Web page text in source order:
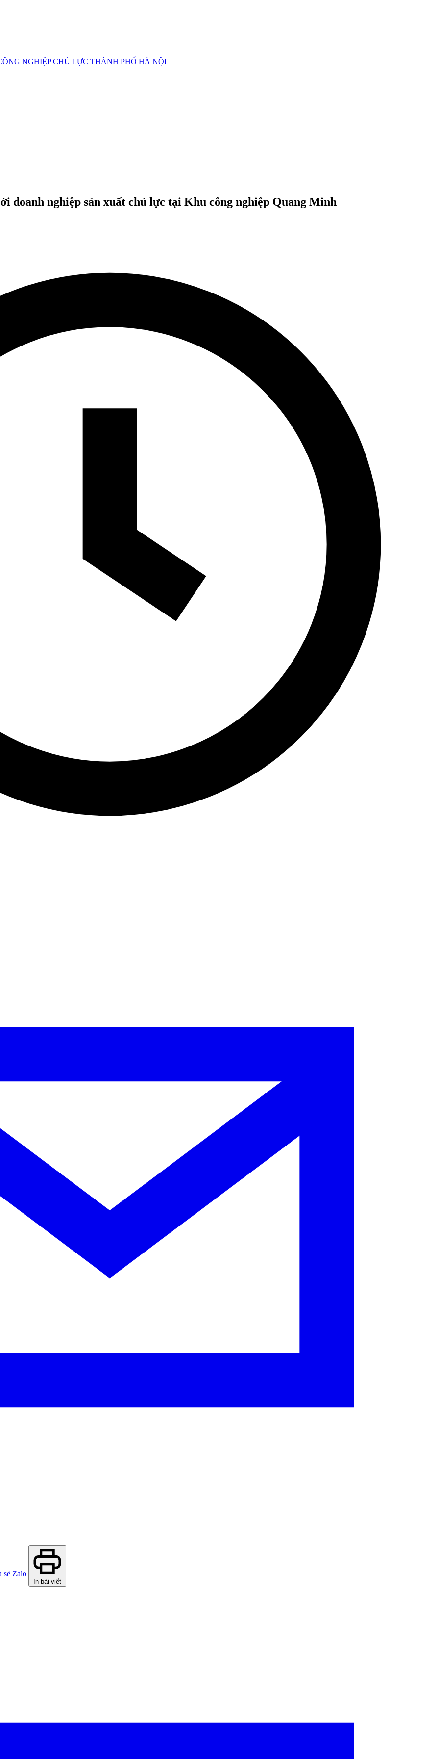
NGHIỆP CHỦ LỰC THÀNH PHỐ HÀ NỘI
doanh nghiệp sản xuất chủ lực tại Khu công nghiệp Quang Minh
sẻ Zalo
In bài viết